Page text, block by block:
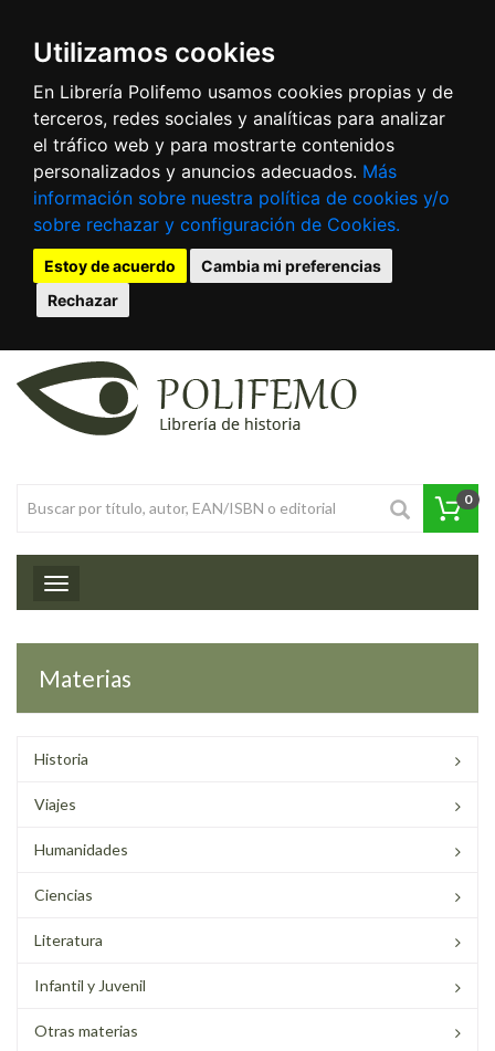
Utilizamos cookies
En Librería Polifemo usamos cookies propias y de
terceros, redes sociales y analíticas para analizar
el tráfico web y para mostrarte contenidos
personalizados y anuncios adecuados. Más
información sobre nuestra política de cookies y/o
sobre rechazar y configuración de Cookies.
Estoy de acuerdo
Cambia mi preferencias
Rechazar
0
Toggle navigation
Materias
Historia
Viajes
Humanidades
Ciencias
Literatura
Infantil y Juvenil
Otras materias